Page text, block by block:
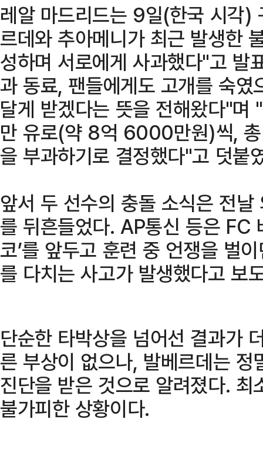
레알 마드리드는 9일(한국 시각)
르데와 추아메니가 최근 발생한
성하며 서로에게 사과했다"고 발
과 동료, 팬들에게도 고개를 숙
달게 받겠다는 뜻을 전해왔다"
만 유로(약 8억 6000만원)씩,
을 부과하기로 결정했다"고 덧붙
앞서 두 선수의 충돌 소식은 전
를 뒤흔들었다. AP통신 등은 FC
코’를 앞두고 훈련 중 언쟁을 벌
를 다치는 사고가 발생했다고 보
단순한 타박상을 넘어선 결과가
른 부상이 없으나, 발베르데는
진단을 받은 것으로 알려졌다.
불가피한 상황이다.